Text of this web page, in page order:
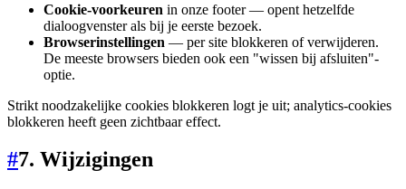
Cookie-voorkeuren in onze footer — opent hetzelfde
dialoogvenster als bij je eerste bezoek.
Browserinstellingen — per site blokkeren of verwijderen.
De meeste browsers bieden ook een "wissen bij afsluiten"-
optie.
Strikt noodzakelijke cookies blokkeren logt je uit; analytics-cookies
blokkeren heeft geen zichtbaar effect.
#7. Wijzigingen